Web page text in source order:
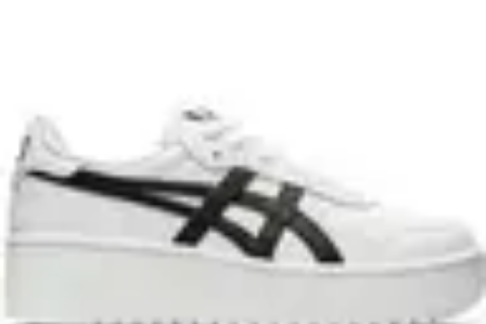
Conocimiento Virtual